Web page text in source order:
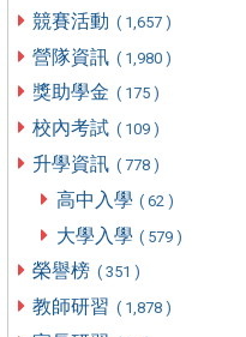
競賽活動 ( 1,657 )
營隊資訊 ( 1,980 )
獎助學金 ( 175 )
校內考試 ( 109 )
升學資訊 ( 778 )
高中入學 ( 62 )
大學入學 ( 579 )
榮譽榜 ( 351 )
教師研習 ( 1,878 )